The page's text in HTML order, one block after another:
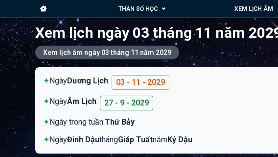
THẦN SỐ HỌC XEM LỊCH ÂM
Xem lịch ngày 03 tháng 11 năm
Xem lịch âm ngày 03 tháng 11 năm 2029
✦NgàyDương Lịch: 03 - 11 - 2029
✦NgàyÂm Lịch: 27 - 9 - 2029
✦Ngày trong tuần:Thứ Bảy
✦NgàyĐinh DậuthángGiáp TuấtnămKỷ Dậu